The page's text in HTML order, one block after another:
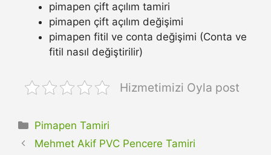
pimapen çift açılım tamiri
pimapen çift açılım değişimi
pimapen fitil ve conta değişimi (Conta ve
fitil nasıl değiştirilir)
Hizmetimizi Oyla post
Kategoriler
Pimapen Tamiri
Mehmet Akif PVC Pencere Tamiri